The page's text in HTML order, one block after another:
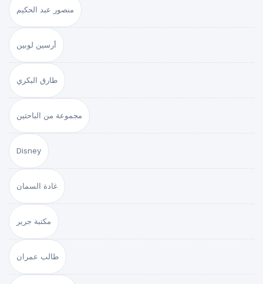
منصور عبد الحكيم
أرسين لوبين
طارق البكري
مجموعة من الباحثين
Disney
غادة السمان
مكتبة جرير
طالب عمران